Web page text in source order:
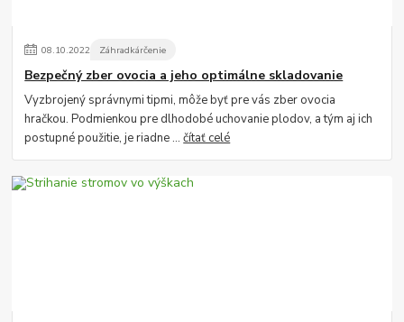
08.10.2022 Záhradkárčenie
Bezpečný zber ovocia a jeho optimálne skladovanie
Vyzbrojený správnymi tipmi, môže byť pre vás zber ovocia
hračkou. Podmienkou pre dlhodobé uchovanie plodov, a tým aj ich
postupné použitie, je riadne ...čítať celé